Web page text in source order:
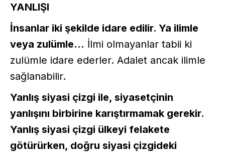
YANLIŞI
İnsanlar iki şekilde idare edilir. Ya ilimle
veya zulümle… İlmi olmayanlar tabii ki
zulümle idare ederler. Adalet ancak ilimle
sağlanabilir.
Yanlış siyasi çizgi ile, siyasetçinin
yanlışını birbirine karıştırmamak gerekir.
Yanlış siyasi çizgi ülkeyi felakete
götürürken, doğru siyasi çizgideki